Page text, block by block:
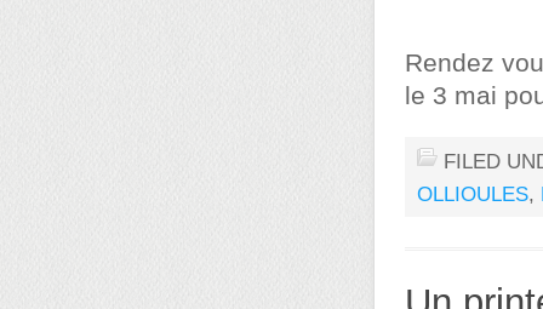
Rendez
le 3 mai
FILED
OLLIOULES,